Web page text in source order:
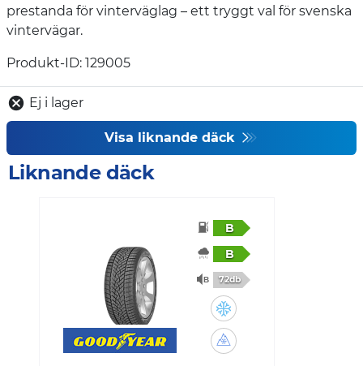
prestanda för vinterväglag – ett tryggt val för svenska
vintervägar.
Produkt-ID: 129005
Ej i lager
Visa liknande däck
Liknande däck
B
B
72db